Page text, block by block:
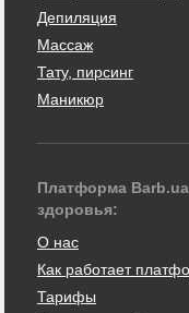
Депиляция
Массаж
Тату, пирсинг
Маникюр
Платформа
здоровья:
О нас
Как работает
Тарифы